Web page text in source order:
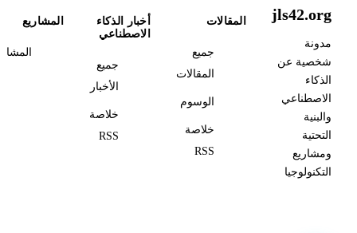
jls42.org
مدونة
شخصية عن
الذكاء
الاصطناعي
والبنية
التحتية
ومشاريع
التكنولوجيا
المقالات
جميع
المقالات
الوسوم
خلاصة
RSS
أخبار الذكاء
الاصطناعي
جميع
الأخبار
خلاصة
RSS
المشاريع